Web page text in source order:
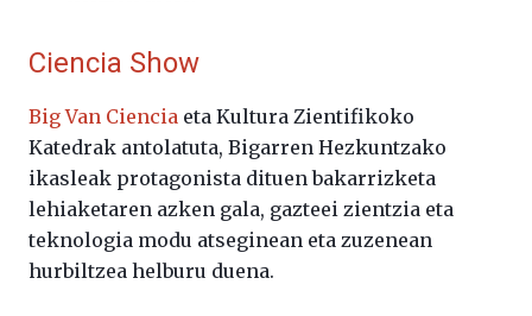
Ciencia Show
Big Van Ciencia eta Kultura Zientifikoko
Katedrak antolatuta, Bigarren Hezkuntzako
ikasleak protagonista dituen bakarrizketa
lehiaketaren azken gala, gazteei zientzia eta
teknologia modu atseginean eta zuzenean
hurbiltzea helburu duena.